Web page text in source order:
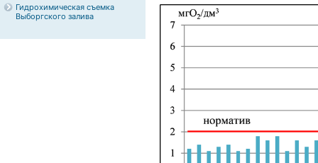
Гидрохимическая съемка
Выборгского залива